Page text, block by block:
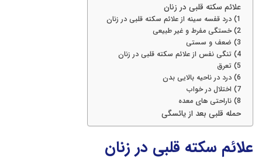
علائم سکته قلبی در زنان
1) درد قفسه سینه از علائم سکته قلبی در زنان
2) خستگی مفرط و غیر طبیعی
3) ضعف‌ و سستى‌
4) تنگی نفس از علائم سکته قلبی در زنان
5) تعرق
6) درد در ناحیه بالایی بدن
7) اختلال در خواب
8) ناراحتی های معده
حمله قلبی بعد از یائسگی
علائم سکته قلبی در زنان